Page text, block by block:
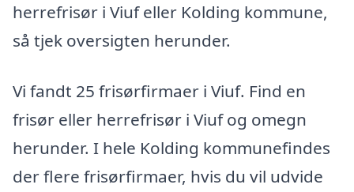
herrefrisør i Viuf eller Kolding kommune,
så tjek oversigten herunder.
Vi fandt 25 frisørfirmaer i Viuf. Find en
frisør eller herrefrisør i Viuf og omegn
herunder. I hele Kolding kommunefindes
der flere frisørfirmaer, hvis du vil udvide